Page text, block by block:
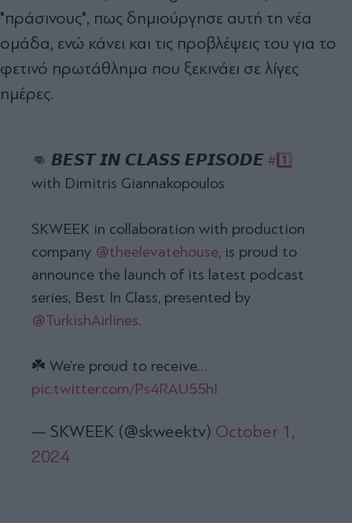
"πράσινους", πως δημιούργησε αυτή τη νέα
ομάδα, ενώ κάνει και τις προβλέψεις του για το
φετινό πρωτάθλημα που ξεκινάει σε λίγες
ημέρες.
👊 𝘽𝙀𝙎𝙏 𝙄𝙉 𝘾𝙇𝘼𝙎𝙎 𝙀𝙋𝙄𝙎𝙊𝘿𝙀 #1️⃣
with Dimitris Giannakopoulos
SKWEEK in collaboration with production
company @theelevatehouse, is proud to
announce the launch of its latest podcast
series, Best In Class, presented by
@TurkishAirlines.
☘️ We’re proud to receive…
pic.twitter.com/Ps4RAU55hI
— SKWEEK (@skweektv) October 1,
2024